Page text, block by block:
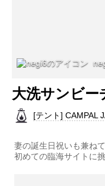
大洗サンビー
[テント] CAMPAL
妻の誕生日祝いも兼ね
初めての臨海サイトに挑